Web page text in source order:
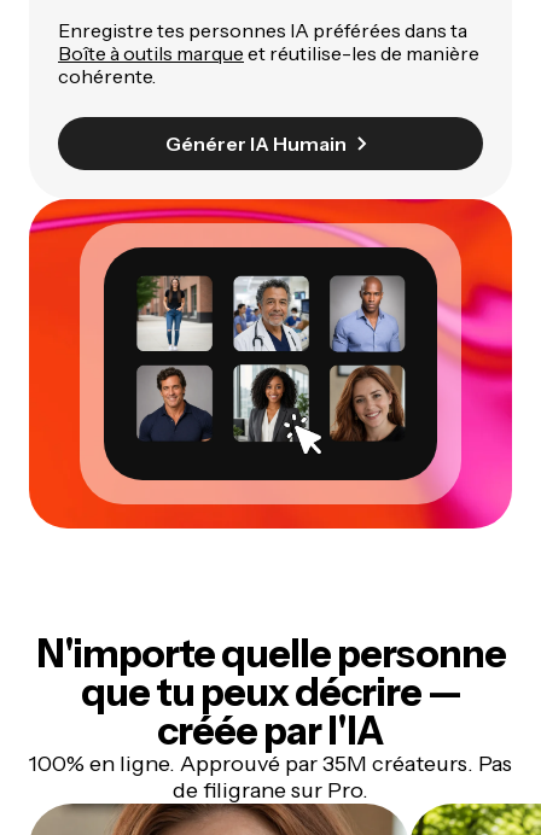
Enregistre tes personnes IA préférées dans ta
Boîte à outils marque et réutilise-les de manière
cohérente.
Générer IA Humain
N'importe quelle personne
que tu peux décrire —
créée par l'IA
100% en ligne. Approuvé par 35M créateurs. Pas
de filigrane sur Pro.